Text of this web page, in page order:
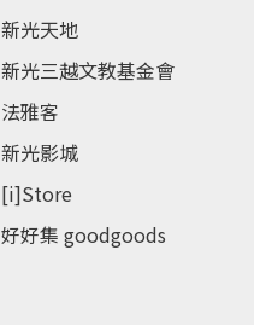
新光天地
新光三越文教基金會
法雅客
新光影城
[i]Store
好好集 goodgoods